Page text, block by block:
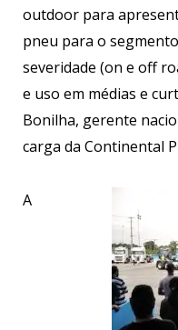
outdoor para
pneu para o
severidade (on e off
e uso em médias e
Bonilha, gerente
carga da Continental
A